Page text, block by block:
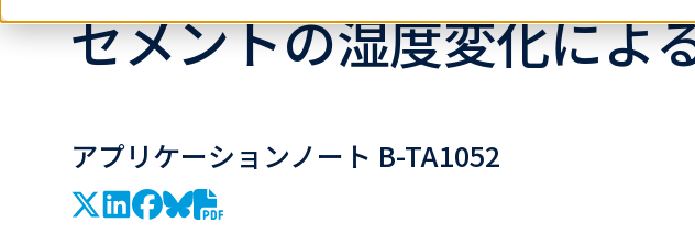
セメントの湿度変化によ
アプリケーションノート B-TA1052